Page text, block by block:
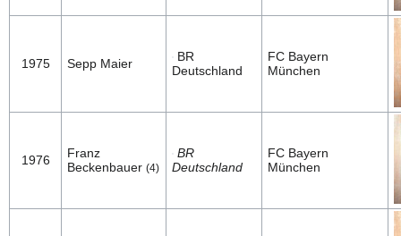
1975 Sepp Maier
BR
Deutschland
FC Bayern
München
1976
Franz
Beckenbauer (4)
BR
Deutschland
FC Bayern
München